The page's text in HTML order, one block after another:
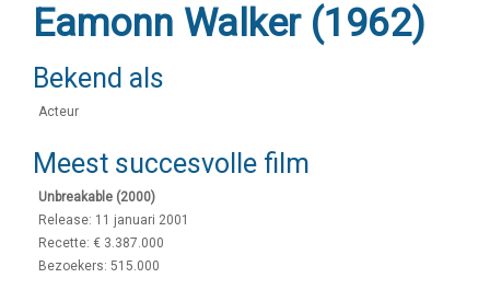
Eamonn Walker (1962)
Bekend als
Acteur
Meest succesvolle film
Unbreakable (2000)
Release: 11 januari 2001
Recette: € 3.387.000
Bezoekers: 515.000